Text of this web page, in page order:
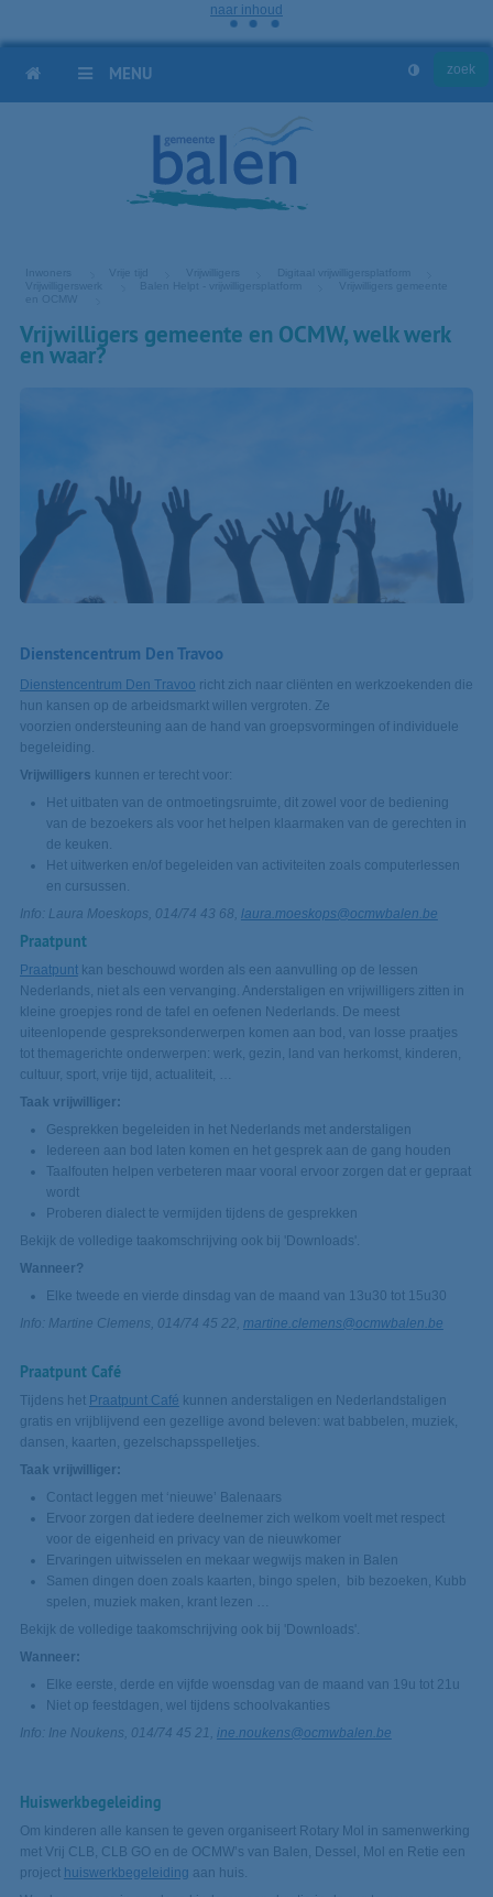
naar inhoud
HOME MENU
en OCMW
Vrijwilligers gemeente en OCMW, welk werk
en waar?
Dienstencentrum Den Travoo
Dienstencentrum Den Travoo richt zich naar cliënten en werkzoekenden die
hun kansen op de arbeidsmarkt willen vergroten. Ze
voorzien ondersteuning aan de hand van groepsvormingen of individuele
begeleiding.
Vrijwilligers kunnen er terecht voor:
Het uitbaten van de ontmoetingsruimte, dit zowel voor de bediening
van de bezoekers als voor het helpen klaarmaken van de gerechten in
de keuken.
Het uitwerken en/of begeleiden van activiteiten zoals computerlessen
en cursussen.
Info: Laura Moeskops, 014/74 43 68, laura.moeskops@ocmwbalen.be
Praatpunt
Praatpuntkan beschouwd worden als een aanvulling op de lessen
Nederlands, niet als een vervanging. Anderstaligen en vrijwilligers zitten in
kleine groepjes rond de tafel en oefenen Nederlands. De meest
uiteenlopende gespreksonderwerpen komen aan bod, van losse praatjes
tot themagerichte onderwerpen: werk, gezin, land van herkomst, kinderen,
cultuur, sport, vrije tijd, actualiteit, …
Taak vrijwilliger:
Gesprekken begeleiden in het Nederlands met anderstaligen
Iedereen aan bod laten komen en het gesprek aan de gang houden
Taalfouten helpen verbeteren maar vooral ervoor zorgen dat er gepraat
wordt
Proberen dialect te vermijden tijdens de gesprekken
Bekijk de volledige taakomschrijving ook bij 'Downloads'.
Wanneer?
Elke tweede en vierde dinsdag van de maand van 13u30 tot 15u30
Info: Martine Clemens, 014/74 45 22, martine.clemens@ocmwbalen.be
Praatpunt Café
Tijdens het Praatpunt Café kunnen anderstaligen en Nederlandstaligen
gratis en vrijblijvend een gezellige avond beleven: wat babbelen, muziek,
dansen, kaarten, gezelschapsspelletjes.
Taak vrijwilliger:
Contact leggen met ‘nieuwe’ Balenaars
Ervoor zorgen dat iedere deelnemer zich welkom voelt met respect
voor de eigenheid en privacy van de nieuwkomer
Ervaringen uitwisselen en mekaar wegwijs maken in Balen
Samen dingen doen zoals kaarten, bingo spelen, bib bezoeken, Kubb
spelen, muziek maken, krant lezen …
Bekijk de volledige taakomschrijving ook bij 'Downloads'.
Wanneer:
Elke eerste, derde en vijfde woensdag van de maand van 19u tot 21u
Niet op feestdagen, wel tijdens schoolvakanties
Info: Ine Noukens, 014/74 45 21, ine.noukens@ocmwbalen.be
Huiswerkbegeleiding
Om kinderen alle kansen te geven organiseert Rotary Mol in samenwerking
met Vrij CLB, CLB GO en de OCMW’s van Balen, Dessel, Mol en Retie een
project huiswerkbegeleiding aan huis.